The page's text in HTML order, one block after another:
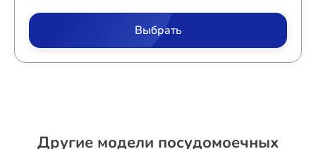
Выбрать
Другие модели посудомоечных